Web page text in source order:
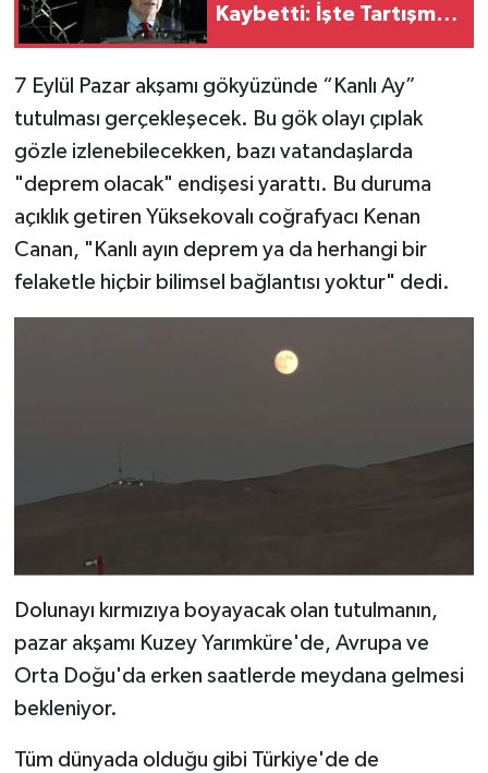
Kaybetti: İşte Tartışmalı
7 Eylül Pazar akşamı gökyüzünde “Kanlı Ay”
tutulması gerçekleşecek. Bu gök olayı çıplak
gözle izlenebilecekken, bazı vatandaşlarda
"deprem olacak" endişesi yarattı. Bu duruma
açıklık getiren Yüksekovalı coğrafyacı Kenan
Canan, "Kanlı ayın deprem ya da herhangi bir
felaketle hiçbir bilimsel bağlantısı yoktur" dedi.
Dolunayı kırmızıya boyayacak olan tutulmanın,
pazar akşamı Kuzey Yarımküre'de, Avrupa ve
Orta Doğu'da erken saatlerde meydana gelmesi
bekleniyor.
Tüm dünyada olduğu gibi Türkiye'de de